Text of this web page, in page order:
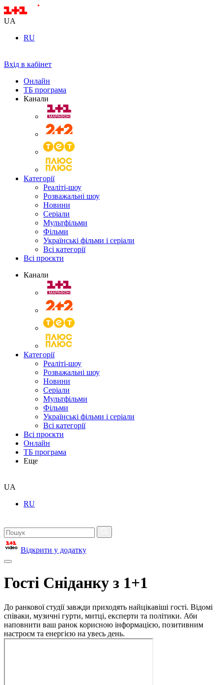
UA
RU
Вхід в кабінет
Онлайн
ТБ програма
Канали
Категорії
Реаліті-шоу
Розважальні шоу
Новини
Серіали
Мультфільми
Фільми
Українські фільми і серіали
Всі категорії
Всі проєкти
Канали
Категорії
Реаліті-шоу
Розважальні шоу
Новини
Серіали
Мультфільми
Фільми
Українські фільми і серіали
Всі категорії
Всі проєкти
Онлайн
ТБ програма
Еще
UA
RU
Відкрити у додатку
Гості Сніданку з 1+1
До ранкової студії завжди приходять найцікавіші гості. Відомі
співаки, музичні гурти, митці, експерти та політики. Аби
наповнити ваш ранок корисною інформацією, позитивним
настроєм та енергією на увесь день.